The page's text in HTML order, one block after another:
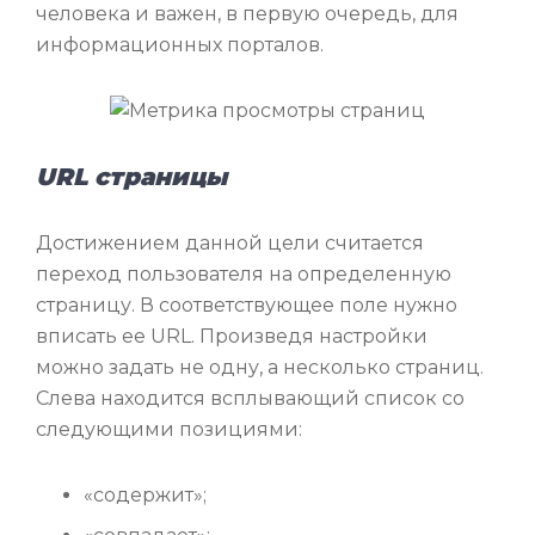
человека и важен, в первую очередь, для
информационных порталов.
URL страницы
Достижением данной цели считается
переход пользователя на определенную
страницу. В соответствующее поле нужно
вписать ее URL. Произведя настройки
можно задать не одну, а несколько страниц.
Слева находится всплывающий список со
следующими позициями:
«содержит»;